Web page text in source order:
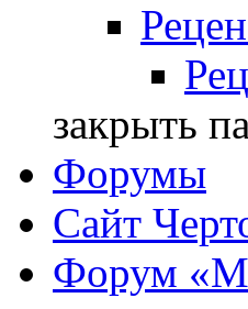
закрыть
Форумы
Сайт
Форум